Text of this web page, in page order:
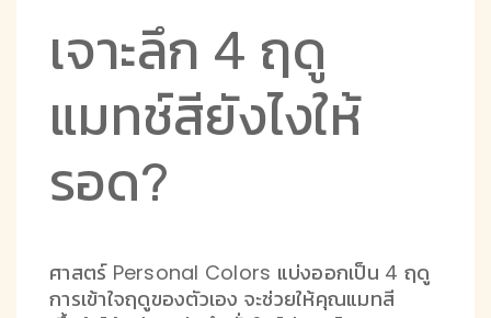
เจาะลึก 4 ฤดู
แมทช์สียังไงให้
รอด?
ศาสตร์ Personal Colors แบ่งออกเป็น 4 ฤดู
การเข้าใจฤดูของตัวเอง จะช่วยให้คุณแมทสี